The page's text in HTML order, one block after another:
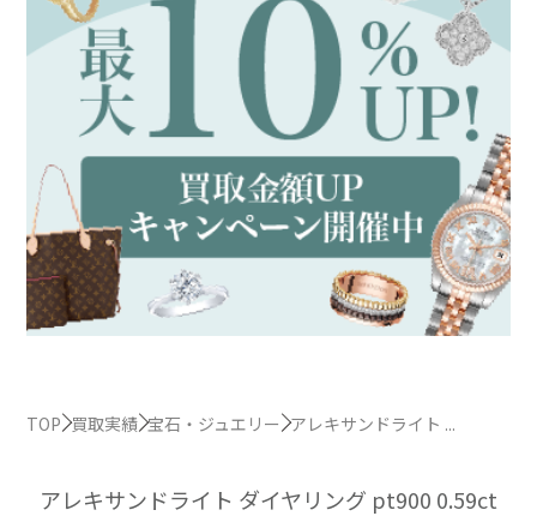
TOP 買取実績 宝石・ジュエリー アレキサンドライト ...
アレキサンドライト ダイヤリング pt900 0.59ct